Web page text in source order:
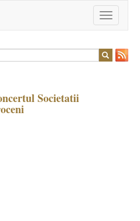
Toggle
navigation
Societatii